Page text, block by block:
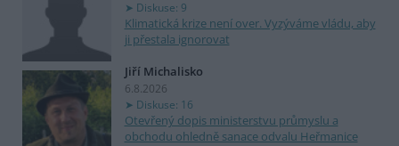
Diskuse: 9
Klimatická krize není over. Vyzýváme vládu, aby
ji přestala ignorovat
Jiří Michalisko
6.8.2026
Diskuse: 16
Otevřený dopis ministerstvu průmyslu a
obchodu ohledně sanace odvalu Heřmanice